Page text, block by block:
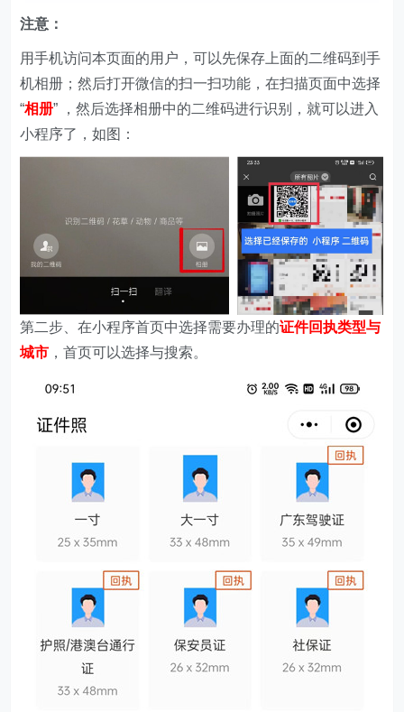
注意：
用手机访问本页面的用户，可以先保存上面的二维码到手
机相册；然后打开微信的扫一扫功能，在扫描页面中选择
“相册” ，然后选择相册中的二维码进行识别，就可以进入
小程序了，如图：
第二步、在小程序首页中选择需要办理的证件回执类型与
城市 ，首页可以选择与搜索。